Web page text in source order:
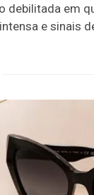
debilitada em
e sinais